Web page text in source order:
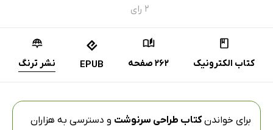
۲ رای
کتاب الکترونیک 262 صفحه EPUB نشر ترنگ
برای خواندنکتاب طراحی سرنوشت و دسترسی به هزاران